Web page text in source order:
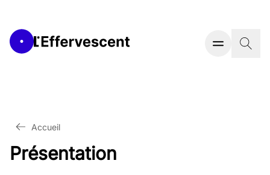
Accueil
Présentation